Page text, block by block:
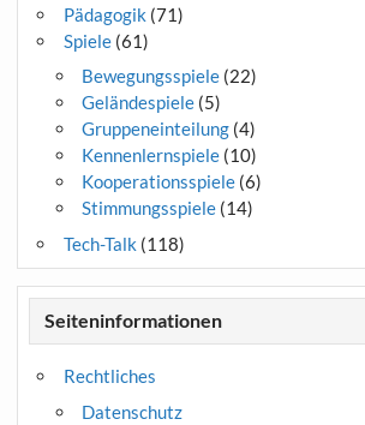
Pädagogik (71)
Spiele(61)
Bewegungsspiele(22)
Geländespiele(5)
Gruppeneinteilung(4)
Kennenlernspiele(10)
Kooperationsspiele(6)
Stimmungsspiele(14)
Tech-Talk (118)
Seiteninformationen
Rechtliches
Datenschutz